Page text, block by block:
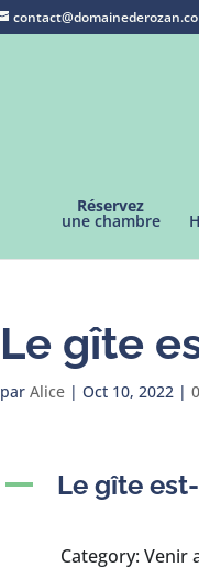
Réservez
une chambre
Le gîte
parAlice |Oct 10, 2022 |
A Le gîte
Category: Venir